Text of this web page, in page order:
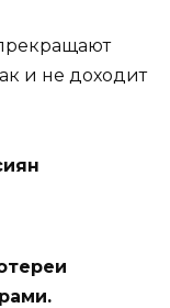
и не доходит